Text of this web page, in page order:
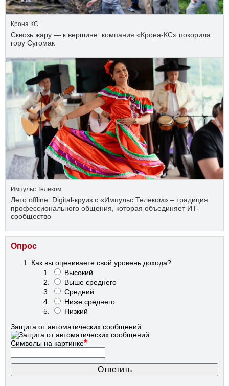
Крона КС
Сквозь жару — к вершине: компания «Крона‑КС» покорила
гору Сугомак
Импульс Телеком
Лето offline: Digital-круиз с «Импульс Телеком» – традиция
профессионального общения, которая объединяет ИТ-
сообщество
Опрос
Как вы оцениваете свой уровень дохода?
Высокий
Выше среднего
Средний
Ниже среднего
Низкий
Защита от автоматических сообщений
Символы на картинке*